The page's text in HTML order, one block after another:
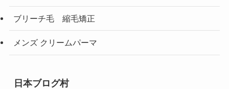
ブリーチ毛 縮毛矯正
メンズ クリームパーマ
日本ブログ村